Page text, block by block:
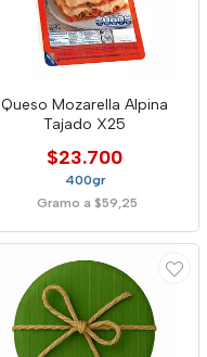
Queso Mozarella Alpina
Tajado X25
$23.700
400gr
Gramo a $59,25